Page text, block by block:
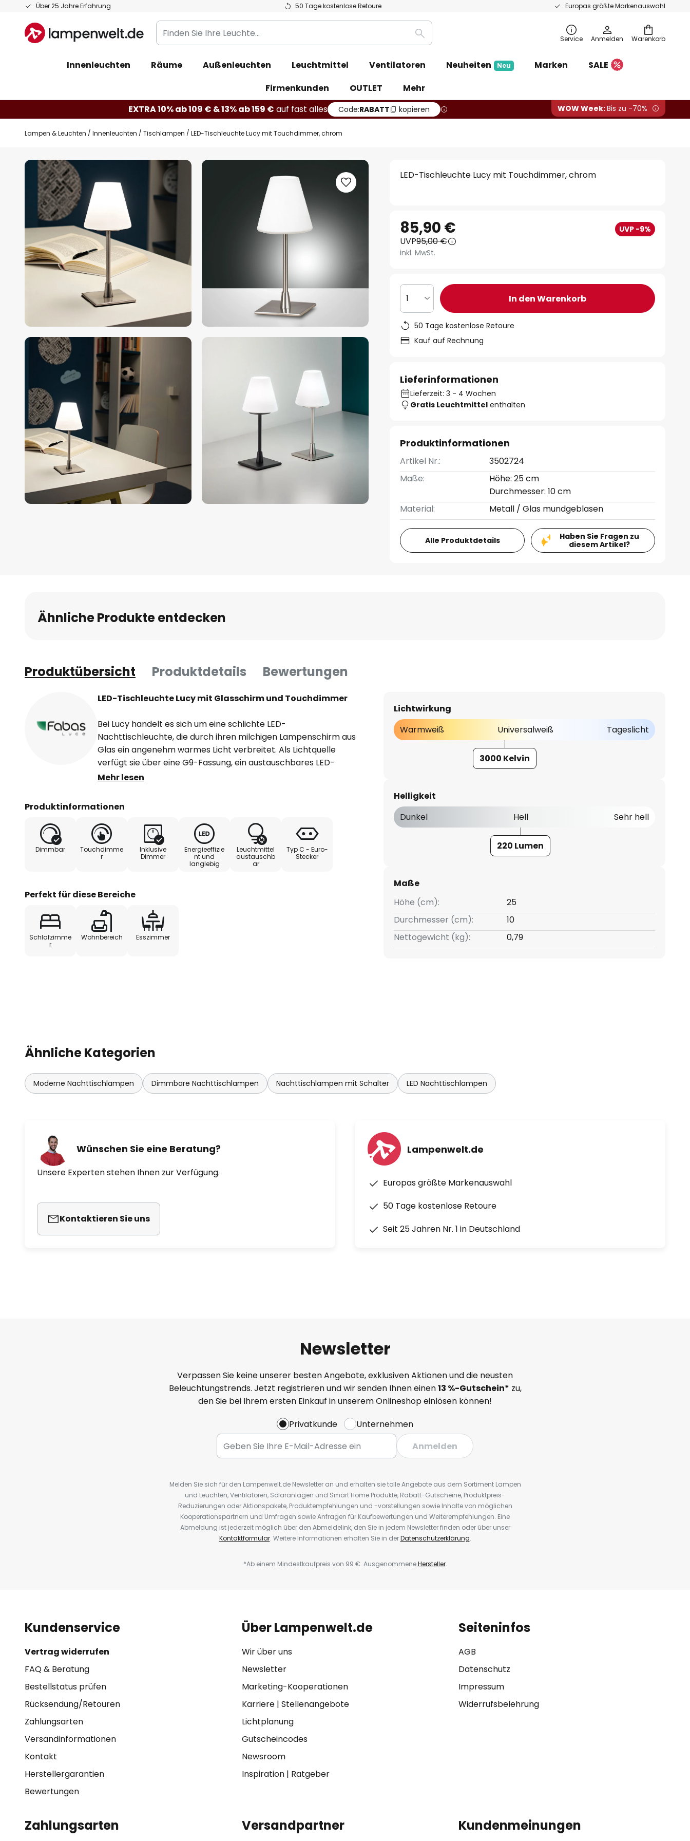
Über 25 Jahre Erfahrung 50 Tage kostenlose Retoure Europas größte Markenauswahl
Zum
springen
Warenkorb
Finden
Sie
Leuchte...
Suche Service Anmelden
Innenleuchten Räume Außenleuchten Leuchtmittel Ventilatoren Neuheiten Neu Marken
SALE
Firmenkunden
OUTLET
Mehr
EXTRA 10% ab 109 € & 13% ab 159 € auf fast alles Code:RABATT kopieren WOW Week:Bis zu -70%
Lampen & Leuchten Innenleuchten Tischlampen LED-Tischleuchte Lucy mit Touchdimmer, chrom
Zum
Ende
der
Bildgalerie
springen
LED-Tischleuchte Lucy mit Touchdimmer, chrom
85,90 € UVP -9%
UVP95,00 €
inkl. MwSt.
1 In den Warenkorb
50 Tage kostenlose Retoure
Kauf auf Rechnung
Lieferinformationen
Lieferzeit: 3 - 4 Wochen
Gratis Leuchtmittel enthalten
Produktinformationen
Artikel Nr.:
3502724
Maße:
Höhe: 25 cm
Durchmesser: 10 cm
Material:
Metall / Glas mundgeblasen
Alle Produktdetails
Haben Sie Fragen zu
diesem Artikel?
Ähnliche Produkte entdecken
Produktübersicht Produktdetails Bewertungen
LED-Tischleuchte Lucy mit Glasschirm und Touchdimmer
Bei Lucy handelt es sich um eine schlichte LED-
Nachttischleuchte, die durch ihren milchigen Lampenschirm aus
Glas ein angenehm warmes Licht verbreitet. Als Lichtquelle
verfügt sie über eine G9-Fassung, ein austauschbares LED-
Leuchtmittel ist im Lieferumfang enthalten. Die Lichtintensität
Stufen eingestellt werden. Die Leuchte ist unaufdringlich und
macht die Tischleuchte Lucy auf jeder Fensterbank oder
Kommode eine gute Figur.
Mehr lesen
Produktinformationen
Dimmbar
Touchdimme
r
Inklusive
Dimmer
Energieeffizie
nt und
langlebig
Leuchtmittel
austauschb
ar
Typ C - Euro-
Stecker
Perfekt für diese Bereiche
Schlafzimme
r
Wohnbereich Esszimmer
Lichtwirkung
Warmweiß
Universalweiß Tageslicht
3000 Kelvin
Helligkeit
Dunkel
Hell Sehr hell
220 Lumen
Maße
Höhe (cm):
25
Durchmesser (cm):
10
Nettogewicht (kg):
0,79
Ähnliche Kategorien
Moderne Nachttischlampen Dimmbare Nachttischlampen Nachttischlampen mit Schalter LED Nachttischlampen
Wünschen Sie eine Beratung?
Unsere Experten stehen Ihnen zur Verfügung.
Kontaktieren Sie uns
Lampenwelt.de
Europas größte Markenauswahl
50 Tage kostenlose Retoure
Seit 25 Jahren Nr. 1 in Deutschland
Newsletter
Verpassen Sie keine unserer besten Angebote, exklusiven Aktionen und die neusten
Beleuchtungstrends. Jetzt registrieren und wir senden Ihnen einen13 %-Gutschein* zu,
den Sie bei Ihrem ersten Einkauf in unserem Onlineshop einlösen können!
Privatkunde
Unternehmen
Anmelden
Melden Sie sich für den Lampenwelt.de Newsletter an und erhalten sie tolle Angebote aus dem Sortiment Lampen
und Leuchten, Ventilatoren, Solaranlagen und Smart Home Produkte, Rabatt-Gutscheine, Produktpreis-
Reduzierungen oder Aktionspakete, Produktempfehlungen und -vorstellungen sowie Inhalte von möglichen
Kooperationspartnern und Umfragen sowie Anfragen für Kaufbewertungen und Weiterempfehlungen. Eine
Abmeldung ist jederzeit möglich über den Abmeldelink, den Sie in jedem Newsletter finden oder über unser
Kontaktformular. Weitere Informationen erhalten Sie in derDatenschutzerklärung.
*Ab einem Mindestkaufpreis von 99 €. AusgenommeneHersteller.
Kundenservice
Vertrag widerrufen
FAQ & Beratung
Bestellstatus prüfen
Rücksendung/Retouren
Zahlungsarten
Versandinformationen
Kontakt
Herstellergarantien
Bewertungen
Über Lampenwelt.de
Wir über uns
Newsletter
Marketing-Kooperationen
Karriere| Stellenangebote
Lichtplanung
Gutscheincodes
Newsroom
Inspiration| Ratgeber
Seiteninfos
AGB
Datenschutz
Impressum
Widerrufsbelehrung
Zahlungsarten Versandpartner Kundenmeinungen